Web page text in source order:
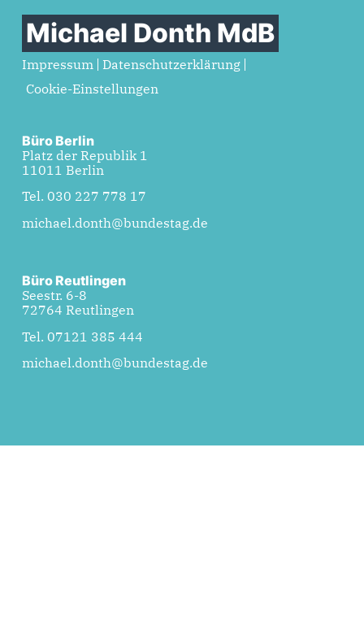
Michael Donth MdB
Impressum
Datenschutzerklärung
Cookie-Einstellungen
Büro Berlin
Platz der Republik 1
11011 Berlin
Tel. 030 227 778 17
michael.donth@bundestag.de
Büro Reutlingen
Seestr. 6-8
72764 Reutlingen
Tel. 07121 385 444
michael.donth@bundestag.de